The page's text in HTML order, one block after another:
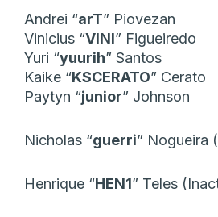
Andrei “⁠arT⁠” Piovezan
Vinicius “⁠VINI⁠” Figueiredo
Yuri “⁠yuurih⁠” Santos
Kaike “⁠KSCERATO⁠” Cerato
Paytyn “⁠junior⁠” Johnson
Nicholas “⁠guerri⁠” Nogueira
Henrique “⁠HEN1⁠” Teles